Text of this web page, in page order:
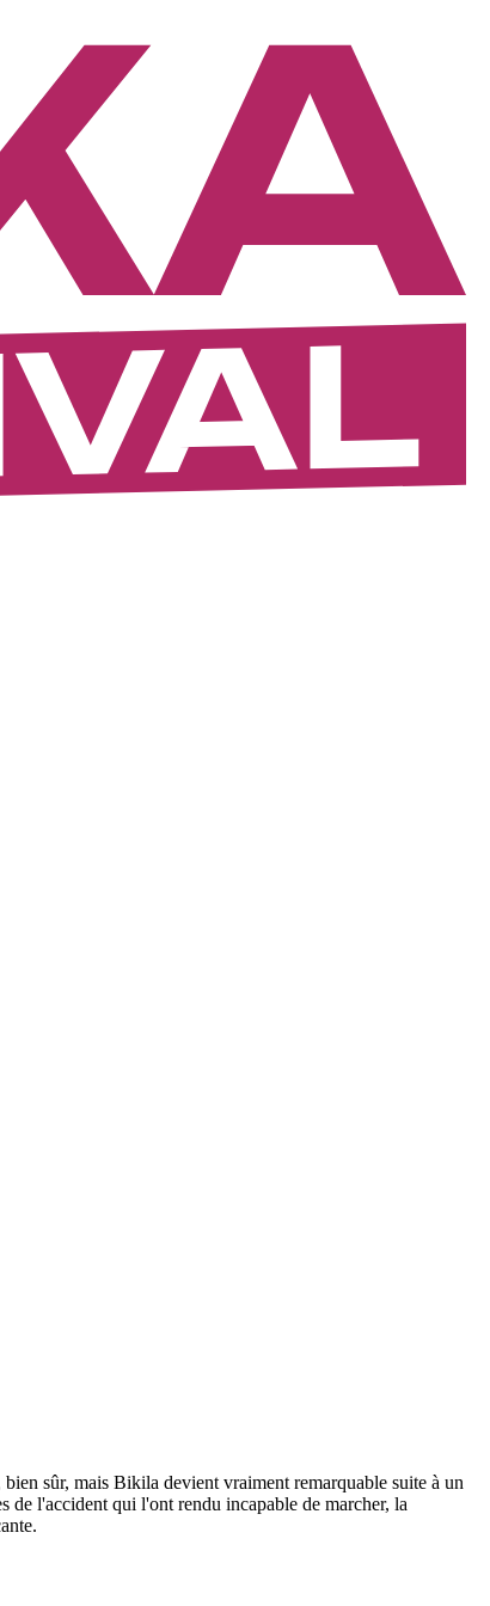
sûr, mais Bikila devient vraiment remarquable suite à un
l'accident qui l'ont rendu incapable de marcher, la